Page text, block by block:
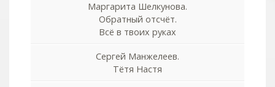
Маргарита Шелкунова.
Обратный отсчёт.
Всё в твоих руках
Сергей Манжелеев.
Тётя Настя